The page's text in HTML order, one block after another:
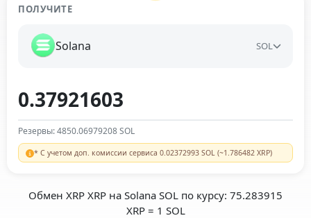
ПОЛУЧИТЕ
Solana SOL
Резервы: 4850.06979208 SOL
* С учетом доп. комиссии сервиса 0.02372993 SOL (~1.786482 XRP)
Обмен XRP XRP на Solana SOL по курсу: 75.283915
XRP = 1 SOL